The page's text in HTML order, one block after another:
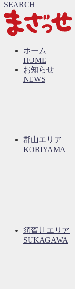
SEARCH
ホーム
HOME
お知らせ
NEWS
郡山エリア
KORIYAMA
須賀川エリア
SUKAGAWA